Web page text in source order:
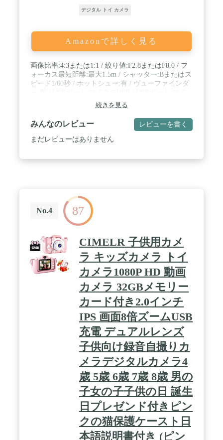
デジタル トイ カメラ
Amazonで詳しく見る
画像比率:4:3または1:1 / 絞り値:F2.8またはF8.0 / フ
ォーカス最短距離:最大1.5m / シャッター:Bまたはス
ピード1/60秒 / ホットシュー:有 / ヴューファインダ
クロUSB / USBポート:マイクロUSB
続きを見る
みんなのレビュー レビューを書く
まだレビューはありません
No.4 87
CIMELR 子供用カメ
ラ キッズカメラ トイ
カメラ1080P HD 動画
カメラ 32GBメモリー
カード付き2.0インチ
IPS 画面8倍ズームUSB
充電 デュアルレンズ
子供向け録音自撮りカ
メラデジタルカメラ4
歳 5歳 6歳 7歳 8歳 男の
子女の子子供の日 誕生
日プレゼンド付きピン
クの猫保護ケースト日
本語説明書付き (ピン